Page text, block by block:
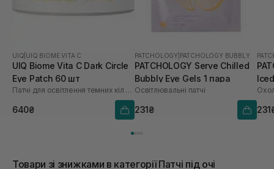
UIQ UIQ BIOME VITA C
UIQ Biome Vita C Dark Circle
Eye Patch 60 шт
Патчі для освітлення темних кіл під очима
640₴
PATCHOLOGY PATCHOLOGY BUBBLY
PATCHOLOGY Serve Chilled
Bubbly Eye Gels 1 пара
Освітлювальні патчі
231₴
Товари зі знижками в категорії Патчі під очі